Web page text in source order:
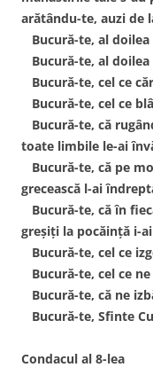
arătându-te, auzi de
Bucură-te, al
Bucură-te, al
Bucură-te, cel ce
Bucură-te, cel ce
Bucură-te, că
toate limbile le-ai
Bucură-te, că pe
grecească l-ai
Bucură-te, că în
greşiţi la pocăinţă i-
Bucură-te, cel ce
Bucură-te, cel ce
Bucură-te, că ne
Bucură-te, Sfinte
Condacul al 8-lea